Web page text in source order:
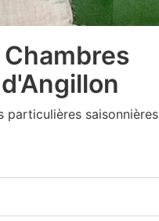
particulières saisonnières